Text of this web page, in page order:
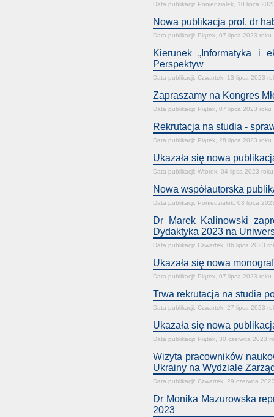
Data publikacji: Poniedziałek, 10 lipca
Nowa publikacja prof. dr
Data publikacji: Piątek, 07 lipca 2023 roku
Kierunek „Informatyka i
Perspektyw
Data publikacji: Czwartek, 13 lipca 2023
Zapraszamy na Kongres
Data publikacji: Piątek, 07 lipca 2023 roku
Rekrutacja na studia -
Data publikacji: Piątek, 28 lipca 2023 roku
Ukazała się nowa
Data publikacji: Wtorek, 04 lipca 2023 roku
Nowa współautorska
Data publikacji: Poniedziałek, 03 lipca
Dr Marek Kalinowski
Dydaktyka 2023 na
Data publikacji: Czwartek, 06 lipca 2023
Ukazała się nowa
Data publikacji: Piątek, 07 lipca 2023 roku
Trwa rekrutacja na studia
Data publikacji: Czwartek, 27 lipca 2023
Ukazała się nowa
Data publikacji: Piątek, 30 czerwca 2023
Wizyta pracowników
Ukrainy na Wydziale
Data publikacji: Czwartek, 29 czerwca
Dr Monika Mazurowska
2023